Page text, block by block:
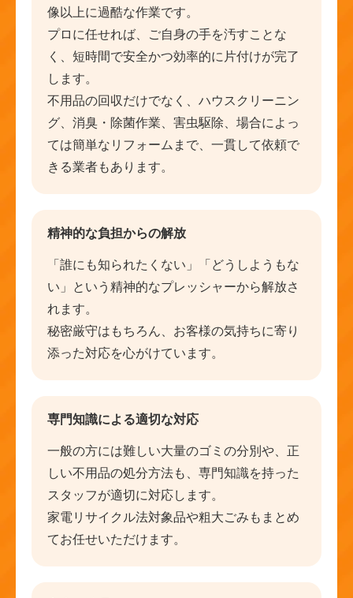
像以上に過酷な作業です。
プロに任せれば、ご自身の手を汚すことな
く、短時間で安全かつ効率的に片付けが完了
します。
不用品の回収だけでなく、ハウスクリーニン
グ、消臭・除菌作業、害虫駆除、場合によっ
ては簡単なリフォームまで、一貫して依頼で
きる業者もあります。
精神的な負担からの解放
「誰にも知られたくない」「どうしようもな
い」という精神的なプレッシャーから解放さ
れます。
秘密厳守はもちろん、お客様の気持ちに寄り
添った対応を心がけています。
専門知識による適切な対応
一般の方には難しい大量のゴミの分別や、正
しい不用品の処分方法も、専門知識を持った
スタッフが適切に対応します。
家電リサイクル法対象品や粗大ごみもまとめ
てお任せいただけます。